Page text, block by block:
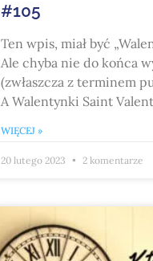
#105
Ten wpis, miał być
Ale chyba nie do końca
(zwłaszcza z terminem
A Walentynki Saint
WIĘCEJ »
20 lutego 2023 2 komentarze